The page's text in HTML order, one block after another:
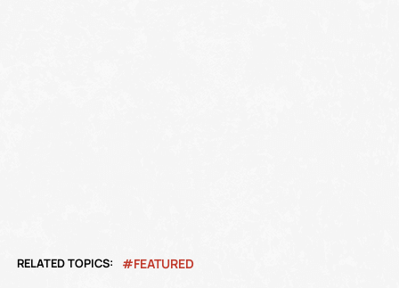
RELATED TOPICS: FEATURED